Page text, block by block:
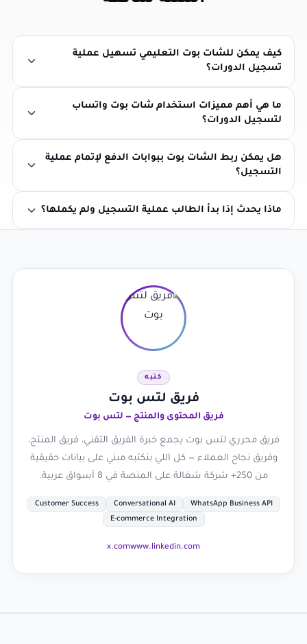
كيف يمكن للشات بوت التعليمي تسهيل عملية
تسجيل الدورات؟
ما هي أهم مميزات استخدام شات بوت واتساب
لتسجيل الدورات؟
هل يمكن ربط الشات بوت ببوابات الدفع لإتمام عملية
التسجيل؟
ماذا يحدث إذا بدأ الطالب عملية التسجيل ولم يكملها؟
كتبه
فريق لتس بوت
فريق المحتوى والمنتج — لتس بوت
فريق محرري لتس بوت يجمع خبرة الفريق التقني، فريق المنتج،
وفريق نجاح العملاء — كل اللي بنكتبه مبني على بيانات حقيقية
من 250+ شركة شغالة على المنصة في 8 أسواق عربية.
WhatsApp Business API
Conversational AI
Customer Success
E-commerce Integration
www.linkedin.com
x.com